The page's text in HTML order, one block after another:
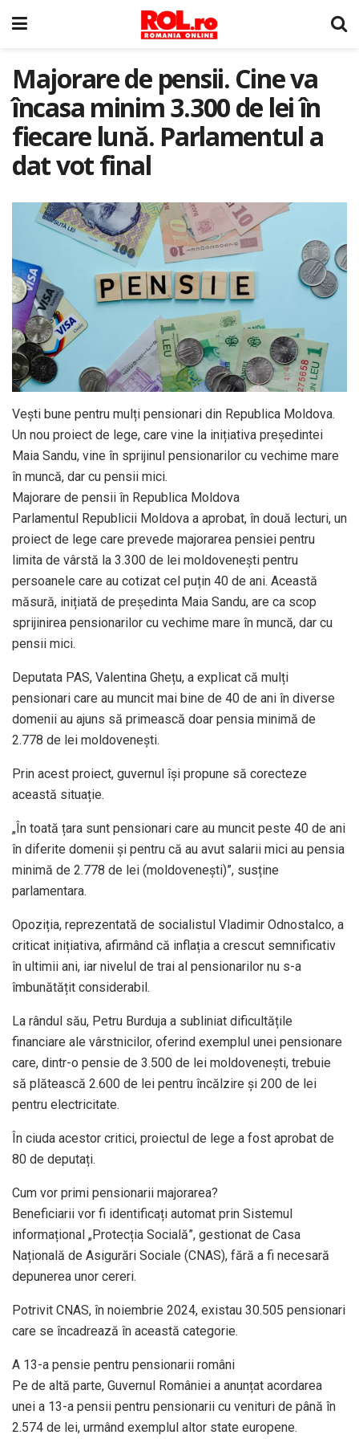
Majorare de pensii. Cine va
încasa minim 3.300 de lei în
fiecare lună. Parlamentul a
dat vot final
Vești bune pentru mulți pensionari din Republica Moldova.
Un nou proiect de lege, care vine la inițiativa președintei
Maia Sandu, vine în sprijinul pensionarilor cu vechime mare
în muncă, dar cu pensii mici.
Majorare de pensii în Republica Moldova
Parlamentul Republicii Moldova a aprobat, în două lecturi, un
proiect de lege care prevede majorarea pensiei pentru
limita de vârstă la 3.300 de lei moldovenești pentru
persoanele care au cotizat cel puțin 40 de ani. Această
măsură, inițiată de președinta Maia Sandu, are ca scop
sprijinirea pensionarilor cu vechime mare în muncă, dar cu
pensii mici.
Deputata PAS, Valentina Ghețu, a explicat că mulți
pensionari care au muncit mai bine de 40 de ani în diverse
domenii au ajuns să primească doar pensia minimă de
2.778 de lei moldovenești.
Prin acest proiect, guvernul își propune să corecteze
această situație.
„În toată țara sunt pensionari care au muncit peste 40 de ani
în diferite domenii și pentru că au avut salarii mici au pensia
minimă de 2.778 de lei (moldovenești)”, susține
parlamentara.
Opoziția, reprezentată de socialistul Vladimir Odnostalco, a
criticat inițiativa, afirmând că inflația a crescut semnificativ
în ultimii ani, iar nivelul de trai al pensionarilor nu s-a
îmbunătățit considerabil.
La rândul său, Petru Burduja a subliniat dificultățile
financiare ale vârstnicilor, oferind exemplul unei pensionare
care, dintr-o pensie de 3.500 de lei moldovenești, trebuie
să plătească 2.600 de lei pentru încălzire și 200 de lei
pentru electricitate.
În ciuda acestor critici, proiectul de lege a fost aprobat de
80 de deputați.
Cum vor primi pensionarii majorarea?
Beneficiarii vor fi identificați automat prin Sistemul
informațional „Protecția Socială”, gestionat de Casa
Națională de Asigurări Sociale (CNAS), fără a fi necesară
depunerea unor cereri.
Potrivit CNAS, în noiembrie 2024, existau 30.505 pensionari
care se încadrează în această categorie.
A 13-a pensie pentru pensionarii români
Pe de altă parte, Guvernul României a anunțat acordarea
unei a 13-a pensii pentru pensionarii cu venituri de până în
2.574 de lei, urmând exemplul altor state europene.